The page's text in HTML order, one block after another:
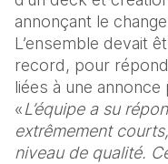
annonçant le
L’ensemble devait
record, pour
liées à une annonce
«L’équipe a su
extrêmement
niveau de qualité.